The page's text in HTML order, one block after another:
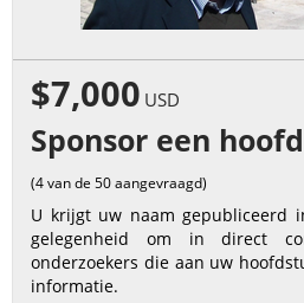
$7,000 USD
Sponsor een
(4 van de 50 aangevraagd)
U krijgt uw naam gepubliceerd
gelegenheid om in direct
onderzoekers die aan uw
informatie.